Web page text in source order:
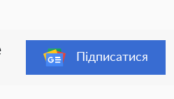
Підписатися